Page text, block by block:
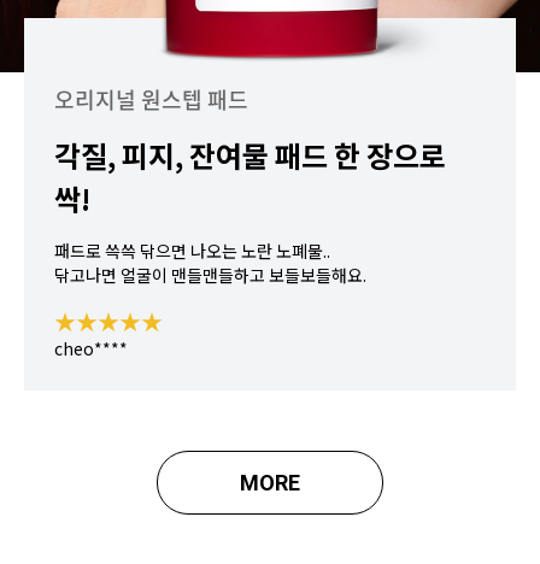
오리지널 원스텝 패드
각질, 피지, 잔여물 패드 한 장으로
싹!
패드로 쓱쓱 닦으면 나오는 노란 노폐물..
닦고나면 얼굴이 맨들맨들하고 보들보들해요.
★★★★★
cheo****
MORE